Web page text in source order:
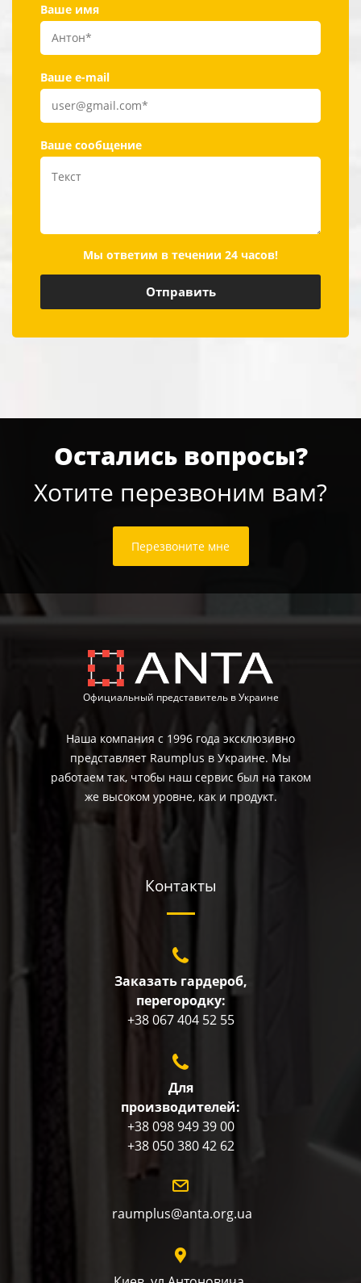
Ваше имя
Ваше e-mail
Ваше сообщение
Мы ответим в течении 24 часов!
Остались вопросы?
Хотите перезвоним вам?
Перезвоните мне
Официальный представитель в Украине
Наша компания с 1996 года эксклюзивно
представляет Raumplus в Украине. Мы
работаем так, чтобы наш сервис был на таком
же высоком уровне, как и продукт.
Контакты
Заказать гардероб,
перегородку:
+38 067 404 52 55
Для
производителей:
+38 098 949 39 00
+38 050 380 42 62
raumplus@anta.org.ua